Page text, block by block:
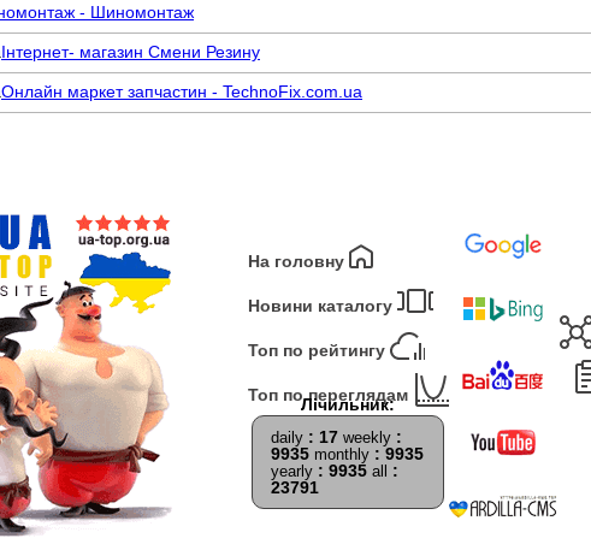
- Шиномонтаж
Інтернет- магазин Смени Резину
Онлайн маркет запчастин - TechnoFix.com.ua
На головну
Новини каталогу
Топ по рейтингу
Топ по переглядам
daily : 17 weekly :
9935 monthly : 9935
yearly : 9935 all
:
23791